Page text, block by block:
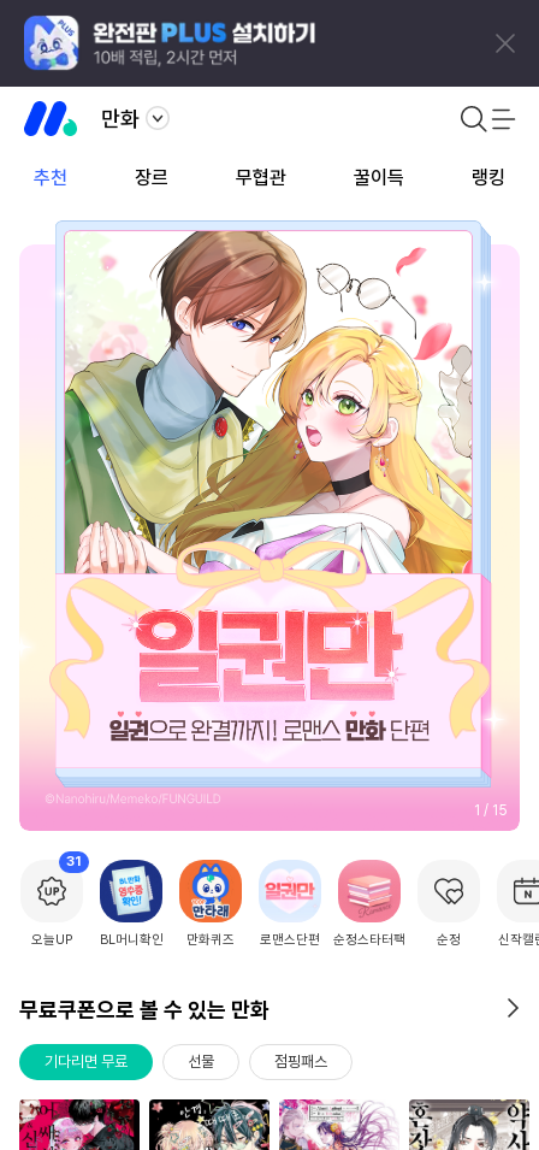
만화
추천 장르 무협관 꿀이득 랭킹
2 / 15
31
오늘UP BL머니확인 만화퀴즈 로맨스단편 순정스타터팩 순정 신작캘
무료쿠폰으로 볼 수 있는 만화
기다리면 무료 선물 점핑패스